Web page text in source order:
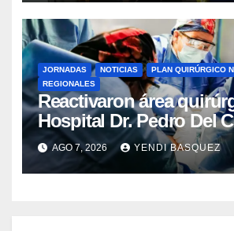
JORNADAS NOTICIAS
PLAN QUIRÚRGICO
REGIONALES
Reactivaron área
Hospital Dr. Pedro Del
Guárico
AGO 7, 2026 YENDI BASQUEZ